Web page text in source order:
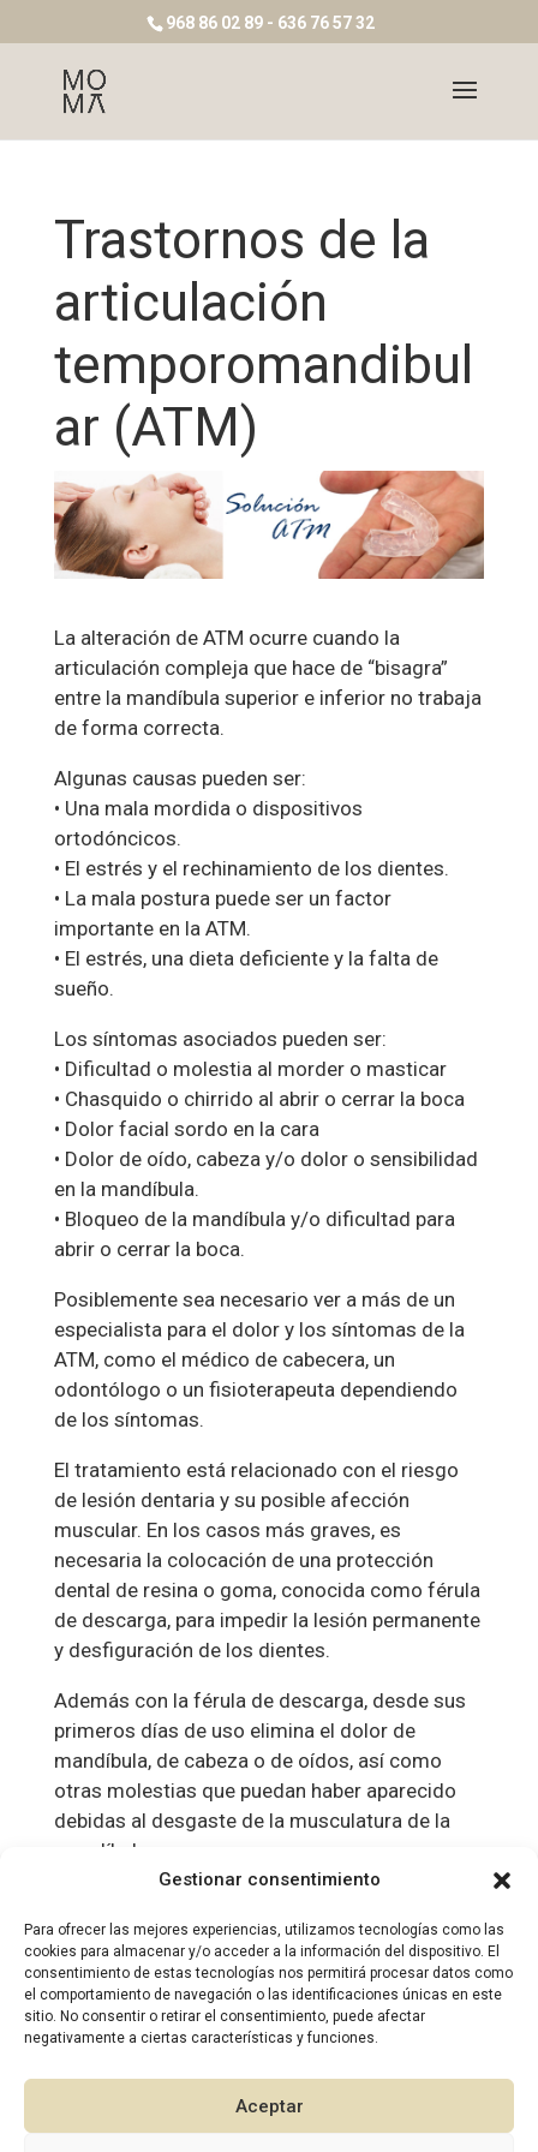
Gestionar consentimiento
Para ofrecer las mejores experiencias, utilizamos tecnologías como las
cookies para almacenar y/o acceder a la información del dispositivo. El
consentimiento de estas tecnologías nos permitirá procesar datos como
el comportamiento de navegación o las identificaciones únicas en este
sitio. No consentir o retirar el consentimiento, puede afectar
negativamente a ciertas características y funciones.
Aceptar
968 86 02 89 - 636 76 57 32
Trastornos de la
articulación
temporomandibul
ar (ATM)
La alteración de ATM ocurre cuando la
articulación compleja que hace de “bisagra”
entre la mandíbula superior e inferior no trabaja
de forma correcta.
Algunas causas pueden ser:
• Una mala mordida o dispositivos
ortodóncicos.
• El estrés y el rechinamiento de los dientes.
• La mala postura puede ser un factor
importante en la ATM.
• El estrés, una dieta deficiente y la falta de
sueño.
Los síntomas asociados pueden ser:
• Dificultad o molestia al morder o masticar
• Chasquido o chirrido al abrir o cerrar la boca
• Dolor facial sordo en la cara
• Dolor de oído, cabeza y/o dolor o sensibilidad
en la mandíbula.
• Bloqueo de la mandíbula y/o dificultad para
abrir o cerrar la boca.
Posiblemente sea necesario ver a más de un
especialista para el dolor y los síntomas de la
ATM, como el médico de cabecera, un
odontólogo o un fisioterapeuta dependiendo
de los síntomas.
El tratamiento está relacionado con el riesgo
de lesión dentaria y su posible afección
muscular. En los casos más graves, es
necesaria la colocación de una protección
dental de resina o goma, conocida como férula
de descarga, para impedir la lesión permanente
y desfiguración de los dientes.
Además con la férula de descarga, desde sus
primeros días de uso elimina el dolor de
mandíbula, de cabeza o de oídos, así como
otras molestias que puedan haber aparecido
debidas al desgaste de la musculatura de la
mandíbula.
Según los síntomas y el estado del paciente,
fisioterapia para la descarga y fortaleza de la
zona y evitar así un mayor dolor.
Aprender a estirar, relajar o masajear
suavemente los músculos alrededor de la
mandíbula, puede ser un gran aliado, y para
esto, los especialistas en odontología y
fisioterapia de Clínica MOMA te pueden ayudar.